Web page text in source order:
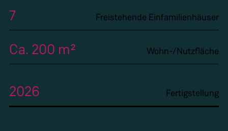
Freistehende Einfamilienhäuser
7
Wohn-/Nutzfläche
Ca. 200 m²
Fertigstellung
2026